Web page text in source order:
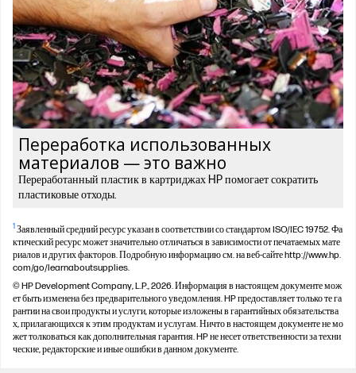
Переработка использованных
материалов — это важно
Переработанный пластик в картриджах HP помогает сократить
пластиковые отходы.
1Заявленный средний ресурс указан в соответствии со стандартом ISO/IEC 19752. Фа
ктический ресурс может значительно отличаться в зависимости от печатаемых мате
риалов и других факторов. Подробную информацию см. на веб-сайте http://www.hp.
com/go/learnaboutsupplies.
© HP Development Company, L.P., 2026. Информация в настоящем документе мож
ет быть изменена без предварительного уведомления. HP предоставляет только те га
рантии на свои продукты и услуги, которые изложены в гарантийных обязательства
х, прилагающихся к этим продуктам и услугам. Ничто в настоящем документе не мо
жет толковаться как дополнительная гарантия. HP не несет ответственности за техни
ческие, редакторские и иные ошибки в данном документе.